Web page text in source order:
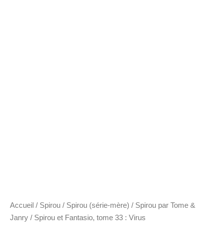
Accueil / Spirou / Spirou (série-mère) / Spirou par Tome &
Janry / Spirou et Fantasio, tome 33 : Virus